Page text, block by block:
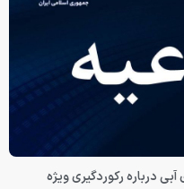
درباره رکوردگیری ویژه